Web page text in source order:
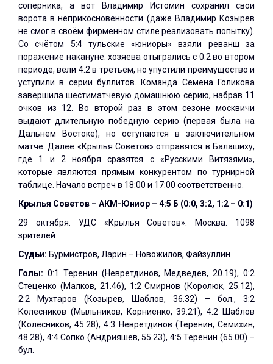
соперника, а вот Владимир Истомин сохранил свои
ворота в неприкосновенности (даже Владимир Козырев
не смог в своём фирменном стиле реализовать попытку).
Со счётом 5:4 тульские «юниоры» взяли реванш за
поражение накануне: хозяева отыгрались с 0:2 во втором
периоде, вели 4:2 в третьем, но упустили преимущество и
уступили в серии буллитов. Команда Семёна Голикова
завершила шестиматчевую домашнюю серию, набрав 11
очков из 12. Во второй раз в этом сезоне москвичи
выдают длительную победную серию (первая была на
Дальнем Востоке), но оступаются в заключительном
матче. Далее «Крылья Советов» отправятся в Балашиху,
где 1 и 2 ноября сразятся с «Русскими Витязями»,
которые являются прямым конкурентом по турнирной
таблице. Начало встреч в 18:00 и 17:00 соответственно.
Крылья Советов – АКМ-Юниор – 4:5 Б (0:0, 3:2, 1:2 – 0:1)
29 октября. УДС «Крылья Советов». Москва. 1098
зрителей
Судьи: Бурмистров, Ларин – Новожилов, Файзуллин
Голы: 0:1 Теренин (Невретдинов, Медведев, 20.19), 0:2
Стеценко (Малков, 21.46), 1:2 Смирнов (Королюк, 25.12),
2:2 Мухтаров (Козырев, Шаблов, 36.32) – бол., 3:2
Колесников (Мыльников, Корниенко, 39.21), 4:2 Шаблов
(Колесников, 45.28), 4:3 Невретдинов (Теренин, Семихин,
48.28), 4:4 Сопко (Андрияшев, 55.23), 4:5 Теренин (65.00) –
бул.